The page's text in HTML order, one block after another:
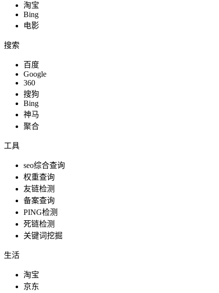
淘宝
Bing
电影
搜索
百度
Google
360
搜狗
Bing
神马
聚合
工具
seo综合查询
权重查询
友链检测
备案查询
PING检测
死链检测
关键词挖掘
生活
淘宝
京东